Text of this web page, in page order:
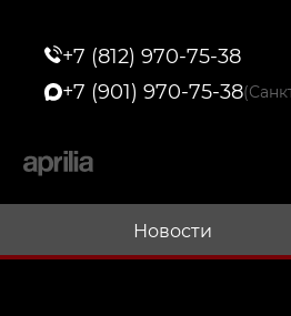
+7 (812) 970-75-38
+7 (901) 970-75-38
Новости